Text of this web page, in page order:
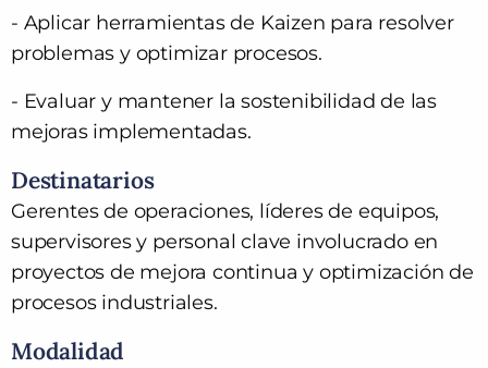
- Aplicar herramientas de Kaizen para resolver
problemas y optimizar procesos.
- Evaluar y mantener la sostenibilidad de las
mejoras implementadas.
Destinatarios
Gerentes de operaciones, líderes de equipos,
supervisores y personal clave involucrado en
proyectos de mejora continua y optimización de
procesos industriales.
Modalidad